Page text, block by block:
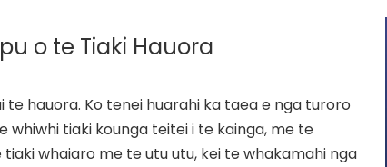
o te Tiaki Hauora
hauora. Ko tenei huarahi ka taea e nga turoro
tiaki kounga teitei i te kainga, me te
whaiaro me te utu utu, kei te whakamahi nga